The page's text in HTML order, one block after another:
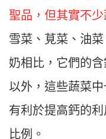
聖品，但其實不
雪菜、莧菜、油
奶相比，它們的
以外，這些蔬菜
有利於提高鈣的
比例。